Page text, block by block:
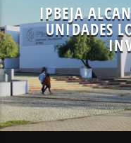
IPBEJA
UNIDADES